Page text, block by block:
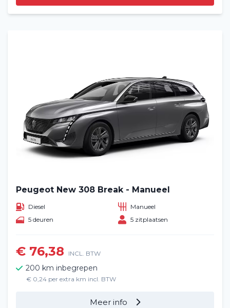
Peugeot New 308 Break - Manueel
Diesel
Manueel
5 deuren
5 zitplaatsen
€ 76,38 INCL. BTW
200 km inbegrepen
€ 0,24 per extra km incl. BTW
Meer info